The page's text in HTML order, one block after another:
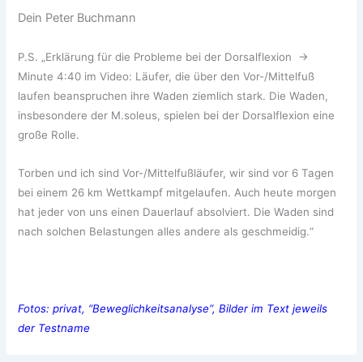
Dein Peter Buchmann
P.S. „Erklärung für die Probleme bei der Dorsalflexion ->
Minute 4:40 im Video: Läufer, die über den Vor-/Mittelfuß
laufen beanspruchen ihre Waden ziemlich stark. Die Waden,
insbesondere der M.soleus, spielen bei der Dorsalflexion eine
große Rolle.
Torben und ich sind Vor-/Mittelfußläufer, wir sind vor 6 Tagen
bei einem 26 km Wettkampf mitgelaufen. Auch heute morgen
hat jeder von uns einen Dauerlauf absolviert. Die Waden sind
nach solchen Belastungen alles andere als geschmeidig.“
Fotos: privat, “Beweglichkeitsanalyse“, Bilder im Text jeweils
der Testname